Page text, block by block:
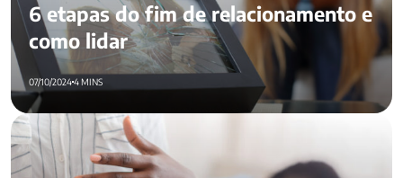
6 etapas do fim de relacionamento e
como lidar
07/10/20244 MINS
Como terminar relacionamento? Confira 7 dicas